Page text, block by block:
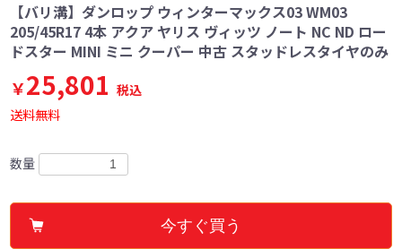
【バリ溝】ダンロップ ウィンターマックス03 WM03
205/45R17 4本 アクア ヤリス ヴィッツ ノート NC ND ロー
ドスター MINI ミニ クーパー 中古 スタッドレスタイヤのみ
￥25,801 税込
送料無料
数量
今すぐ買う